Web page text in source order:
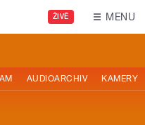
ŽIVĚ MENU
AUDIOARCHIV KAMERY